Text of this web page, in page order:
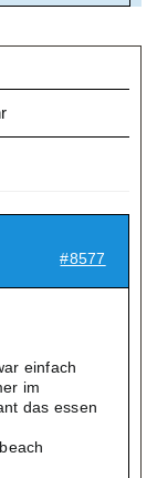
#8577
einfach
im
das essen